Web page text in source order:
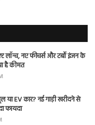
लॉन्च, नए फीचर्स और टर्बो इंजन के
है कीमत
या EV कार? नई गाड़ी खरीदने से
फायदा